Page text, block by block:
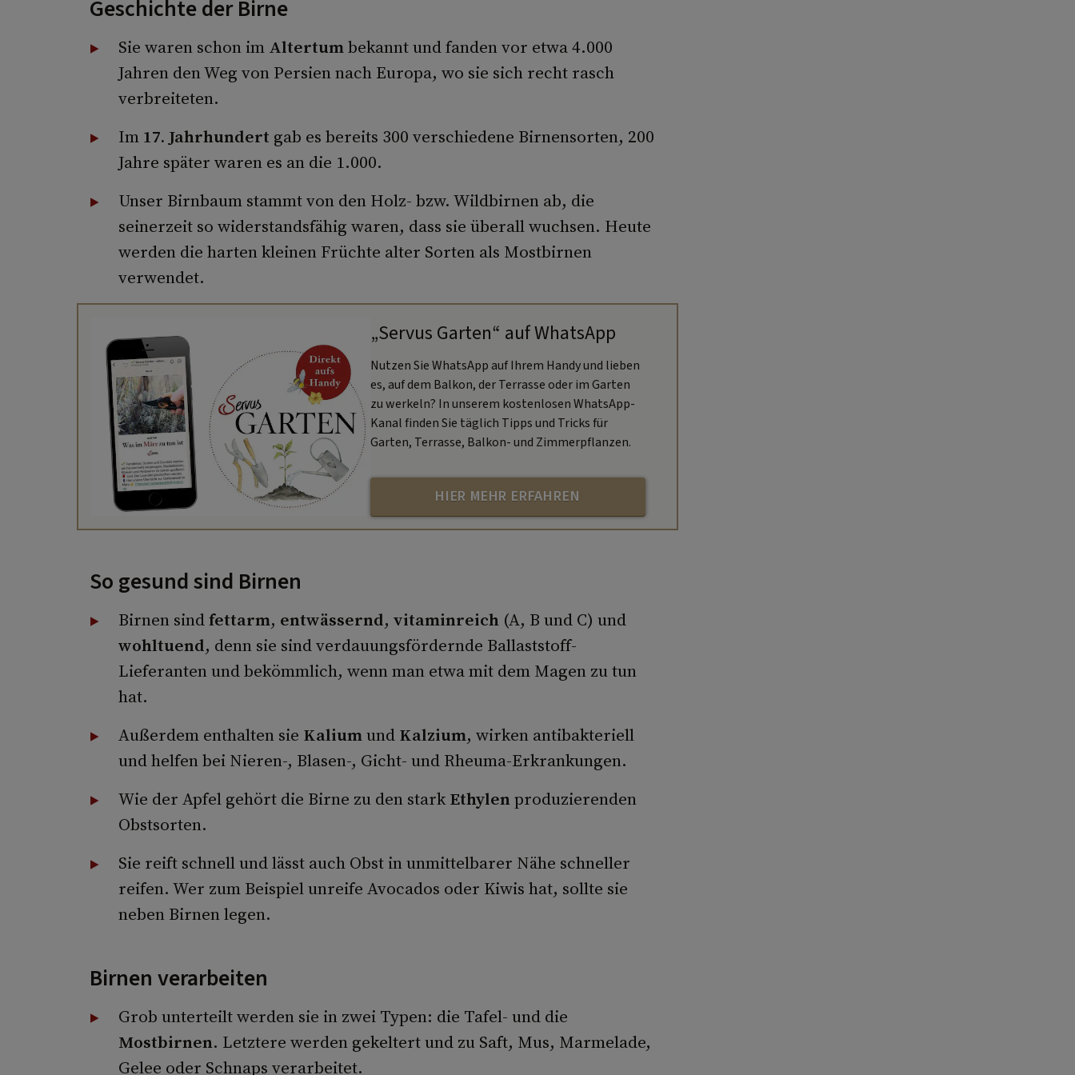
Geschichte der Birne
Sie waren schon im Altertumbekannt und fanden vor etwa 4.000
Jahren den Weg von Persien nach Europa, wo sie sich recht rasch
verbreiteten.
Im 17. Jahrhundert gab es bereits 300 verschiedene Birnensorten, 200
Jahre später waren es an die 1.000.
Unser Birnbaum stammt von den Holz- bzw. Wildbirnen ab, die
seinerzeit so widerstandsfähig waren, dass sie überall wuchsen. Heute
werden die harten kleinen Früchte alter Sorten als Mostbirnen
verwendet.
„Servus Garten“ auf WhatsApp
Nutzen Sie WhatsApp auf Ihrem Handy und lieben
es, auf dem Balkon, der Terrasse oder im Garten
zu werkeln? In unserem kostenlosen WhatsApp-
Kanal finden Sie täglich Tipps und Tricks für
Garten, Terrasse, Balkon- und Zimmerpflanzen.
HIER MEHR ERFAHREN
So gesund sind Birnen
Birnen sindfettarm, entwässernd, vitaminreich(A, B und C) und
wohltuend, denn sie sind verdauungsfördernde Ballaststoff-
Lieferanten und bekömmlich, wenn man etwa mit dem Magen zu tun
hat.
Außerdem enthalten sie Kaliumund Kalzium, wirken antibakteriell
und helfen bei Nieren-, Blasen-, Gicht- und Rheuma-Erkrankungen.
Wie der Apfel gehört die Birne zu den starkEthylenproduzierenden
Obstsorten.
Sie reift schnell und lässt auch Obst in unmittelbarer Nähe schneller
reifen. Wer zum Beispiel unreife Avocados oder Kiwis hat, sollte sie
neben Birnen legen.
Birnen verarbeiten
Grob unterteilt werden sie in zwei Typen: die Tafel- und die
Mostbirnen. Letztere werden gekeltert und zu Saft, Mus, Marmelade,
Gelee oder Schnaps verarbeitet.